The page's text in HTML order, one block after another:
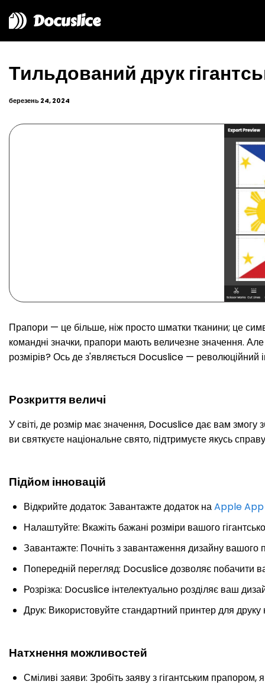
Docuslice
Тильдований друк
березень 24, 2024
Прапори — це більше, ніж просто шматки тканини; це
командні значки, прапори мають величезне значення.
розмірів? Ось де з'являється Docuslice — революційний
Розкриття величі
У світі, де розмір має значення, Docuslice дає вам змогу
ви святкуєте національне свято, підтримуєте якусь
Підйом інновацій
Відкрийте додаток: Завантажте додаток наApple
Налаштуйте: Вкажіть бажані розміри вашого
Завантажте: Почніть з завантаження дизайну
Попередній перегляд: Docuslice дозволяє побачити
Розрізка: Docuslice інтелектуально розділяє ваш
Друк: Використовуйте стандартний принтер для друку
Натхнення можливостей
Сміливі заяви: Зробіть заяву з гігантським прапором,